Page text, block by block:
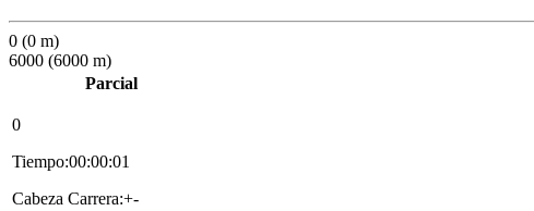
0 (0 m)
6000 (6000 m)
Parcial
0
Tiempo:00:00:01
Cabeza Carrera:+-